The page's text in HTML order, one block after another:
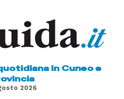
in Cuneo e
2026